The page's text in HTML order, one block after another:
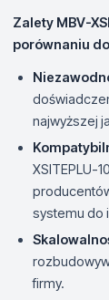
Zalety MBV-
porównaniu
najwyższej
XSITEPLU-
systemu do
firmy.